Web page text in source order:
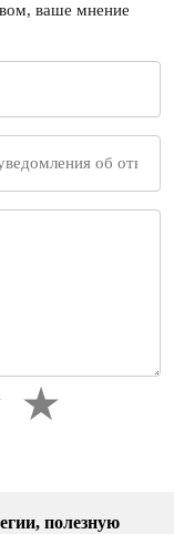
ваше мнение
полезную